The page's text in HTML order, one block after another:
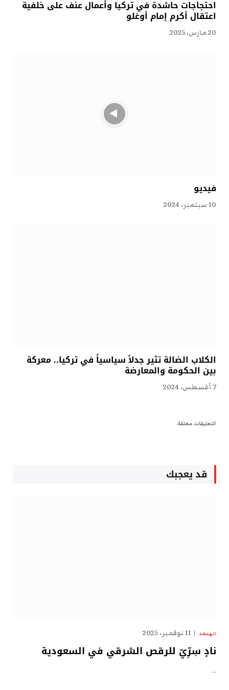
احتجاجات حاشدة في تركيا وأعمال عنف على خلفية
اعتقال أكرم إمام أوغلو
20 مارس، 2025
فيديو
10 سبتمبر، 2024
الكلاب الضالة تثير جدلاً سياسياً في تركيا.. معركة
بين الحكومة والمعارضة
7 أغسطس، 2024
التعليقات مغلقة.
قد يعجبك
الهدهد 11 نوفمبر، 2025
نادٍ سِرِّيّ للرقص الشرقي في السعودية
…